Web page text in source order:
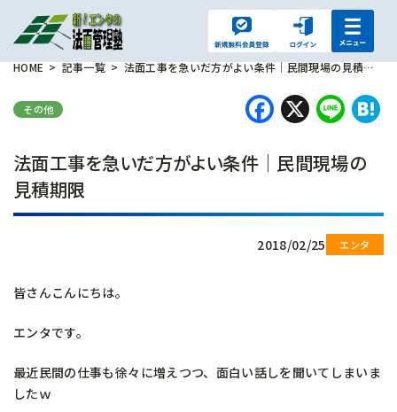
HOME 記事一覧 法面工事を急いだ方がよい条件｜民間現場の見積期限
その他 X
法面工事を急いだ方がよい条件｜民間現場の
見積期限
2018/02/25
皆さんこんにちは。
エンタです。
最近民間の仕事も徐々に増えつつ、面白い話しを聞いてしまいま
したｗ